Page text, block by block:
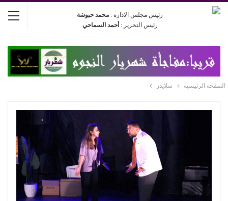
رئيس مجلس الادارة : محمد حبوشة
رئيس التحرير : أحمد السماحي
الصفحة الرئيسية سلايدر